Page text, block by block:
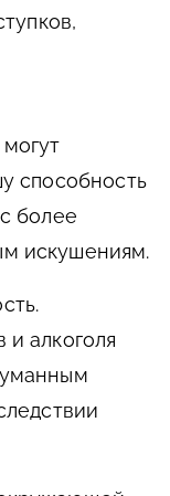
способность
более
искушениям.
алкоголя